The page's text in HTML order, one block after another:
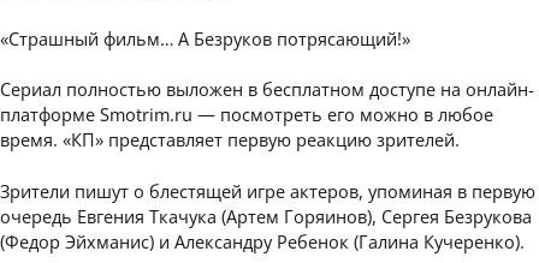
«Страшный фильм… А Безруков потрясающий!»
Сериал полностью выложен в бесплатном доступе на онлайн-
платформе Smotrim.ru — посмотреть его можно в любое
время. «КП» представляет первую реакцию зрителей.
Зрители пишут о блестящей игре актеров, упоминая в первую
очередь Евгения Ткачука (Артем Горяинов), Сергея Безрукова
(Федор Эйхманис) и Александру Ребенок (Галина Кучеренко).